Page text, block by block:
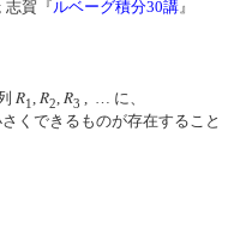
志賀『ルベーグ積分30講』
R1 R2 R3
, … に、
できるものが存在すること